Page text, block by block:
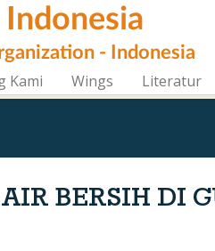
- Indonesia
Kami Wings Literatur
BERSIH DI